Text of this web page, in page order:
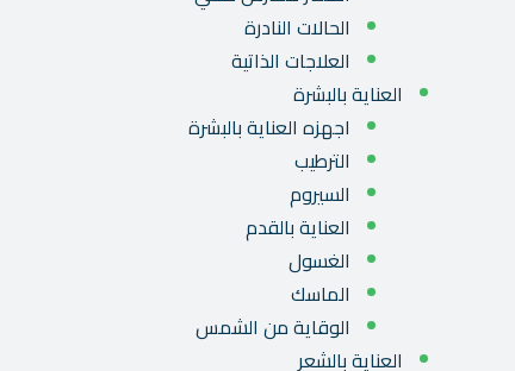
الحالات النادرة
العلاجات الذاتية
العناية بالبشرة
اجهزه العناية بالبشرة
الترطيب
السيروم
العناية بالقدم
الغسول
الماسك
الوقاية من الشمس
العناية بالشعر